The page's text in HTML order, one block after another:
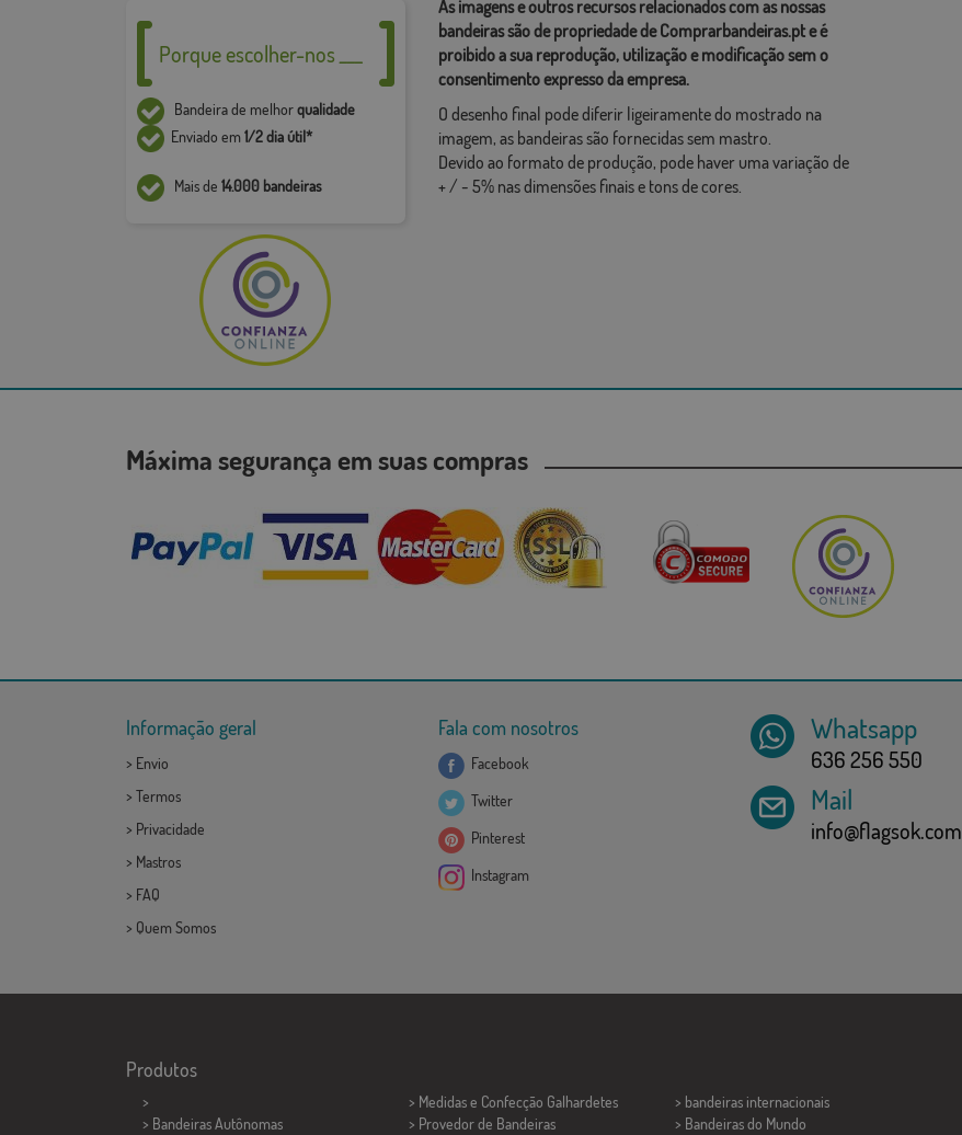
Porque escolher-nos ___
Bandeira de melhorqualidade
Enviado em1/2 dia útil*
Mais de 14.000 bandeiras
As imagens e outros recursos relacionados com as nossas
bandeiras são de propriedade de Comprarbandeiras.pt e é
proibido a sua reprodução, utilização e modificação sem o
consentimento expresso da empresa.
O desenho final pode diferir ligeiramente do mostrado na
imagem, as bandeiras são fornecidas sem mastro.
Devido ao formato de produção, pode haver uma variação de
+ / - 5% nas dimensões finais e tons de cores.
Máxima segurança em suas compras
Informação geral
> Envio
> Termos
> Privacidade
> Mastros
> FAQ
> Quem Somos
Fala com nosotros
Facebook
Twitter
Pinterest
Instagram
Whatsapp
636 256 550
Mail
info@flagsok.com
Produtos
>
> Bandeiras Autônomas
> Medidas e Confecção Galhardetes
> Provedor de Bandeiras
> bandeiras internacionais
> Bandeiras do Mundo